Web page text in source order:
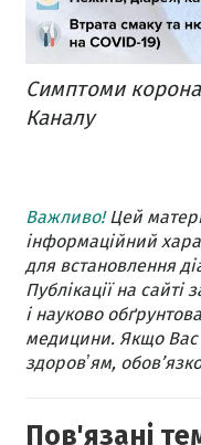
Симптоми
Каналу
Важливо!Цей
інформаційний
для встановлення
Публікації на сайті
і науково
медицини. Якщо Вас
здоровʼям,
Пов'язані